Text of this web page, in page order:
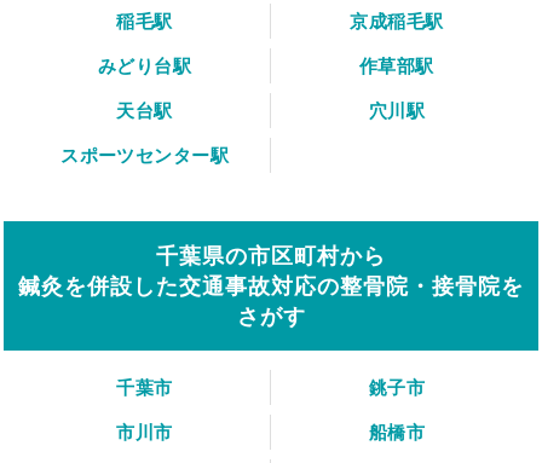
稲毛駅
京成稲毛駅
みどり台駅
作草部駅
天台駅
穴川駅
スポーツセンター駅
千葉県の市区町村から
鍼灸を併設した交通事故対応の整骨院・接骨院を
さがす
千葉市
銚子市
市川市
船橋市